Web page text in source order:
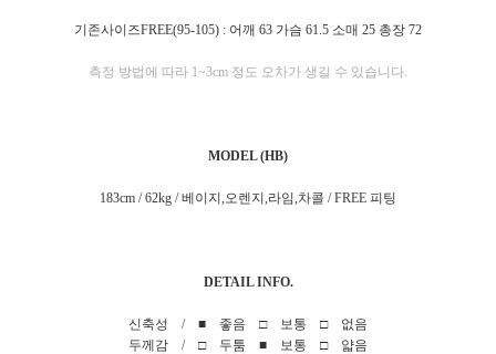
기존사이즈FREE(95-105) : 어깨 63 가슴 61.5 소매 25 총장 72
측정 방법에 따라 1~3cm 정도 오차가 생길 수 있습니다.
MODEL (HB)
183cm / 62kg / 베이지,오렌지,라임,차콜 / FREE 피팅
DETAIL INFO.
신축성 / ■ 좋음 □ 보통 □ 없음
두께감 / □ 두툼 ■ 보통 □ 얇음